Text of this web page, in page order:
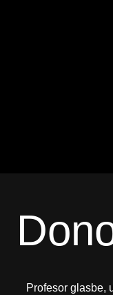
Profesor glasbe,